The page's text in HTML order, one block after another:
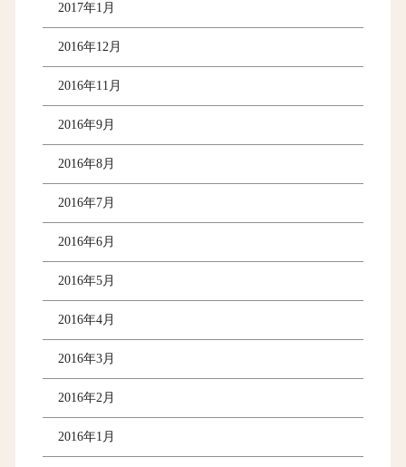
2017年1月
2016年12月
2016年11月
2016年9月
2016年8月
2016年7月
2016年6月
2016年5月
2016年4月
2016年3月
2016年2月
2016年1月